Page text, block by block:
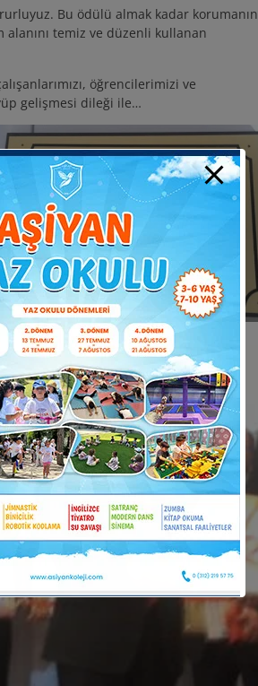
Bu ödülü almak kadar korumanın
temiz ve düzenli kullanan
öğrencilerimizi ve
gelişmesi dileği ile…